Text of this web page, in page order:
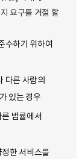
요구를 거절 할
수하기 위하여
다른 사람의
있는 경우
법률에서
한 서비스를